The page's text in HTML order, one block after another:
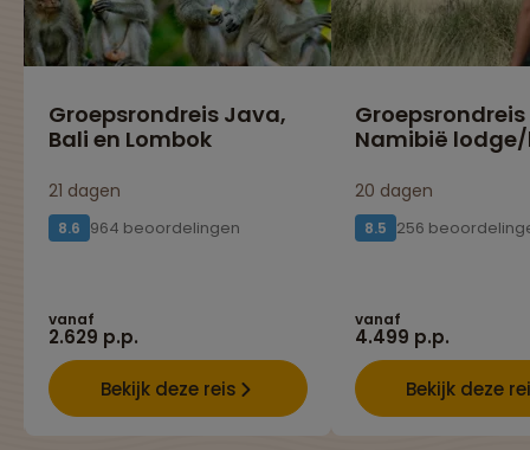
Groepsrondreis Java,
Bali en Lombok
21 dagen
8.6 964 beoordelingen
vanaf
2.629 p.p.
Bekijk deze reis
Groepsrondreis
Namibië
20 dagen
8.5 256
vanaf
4.499 p.p.
Bekijk deze